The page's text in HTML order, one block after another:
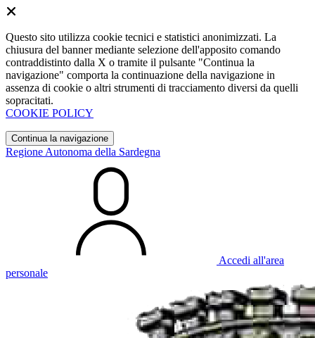
Questo sito utilizza cookie tecnici e statistici anonimizzati. La
chiusura del banner mediante selezione dell'apposito comando
contraddistinto dalla X o tramite il pulsante "Continua la
navigazione" comporta la continuazione della navigazione in
assenza di cookie o altri strumenti di tracciamento diversi da quelli
sopracitati.
COOKIE POLICY
Continua la navigazione
Regione Autonoma della Sardegna
Accedi all'area
personale